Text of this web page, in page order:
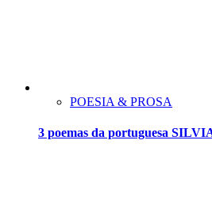
POESIA & PROSA
3 poemas da portuguesa